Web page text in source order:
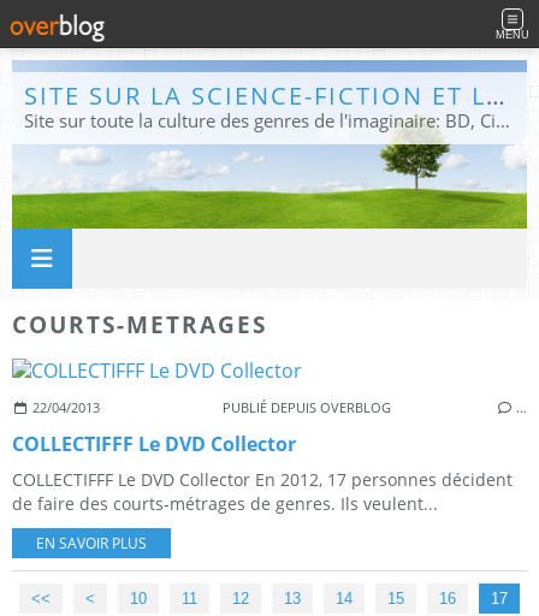
MENU
SITE SUR LA SCIENCE-FICTION ET LE FANTASTIQUE
Site sur toute la culture des genres de l'imaginaire: BD, Cinéma, Livre, Jeux, Théâtre. Présent dans les principaux festivals de film fantastique e de science-fiction, salons et conventions.
COURTS-METRAGES
22/04/2013 PUBLIÉ DEPUIS OVERBLOG …
COLLECTIFFF Le DVD Collector
COLLECTIFFF Le DVD Collector En 2012, 17 personnes décident
de faire des courts-métrages de genres. Ils veulent...
EN SAVOIR PLUS
<< < 10 11 12 13 14 15 16 17